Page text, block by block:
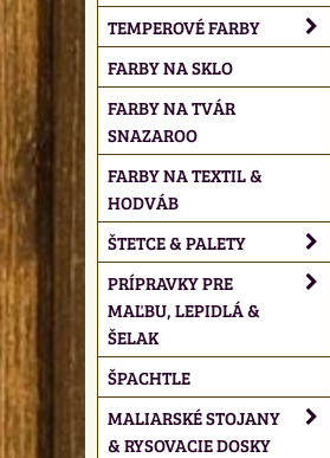
TEMPEROVÉ FARBY
FARBY NA SKLO
FARBY NA TVÁR
SNAZAROO
FARBY NA TEXTIL &
HODVÁB
ŠTETCE & PALETY
PRÍPRAVKY PRE
MAĽBU, LEPIDLÁ &
ŠELAK
ŠPACHTLE
MALIARSKÉ STOJANY
& RYSOVACIE DOSKY